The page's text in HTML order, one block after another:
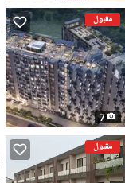
مقبول
7
مقبول